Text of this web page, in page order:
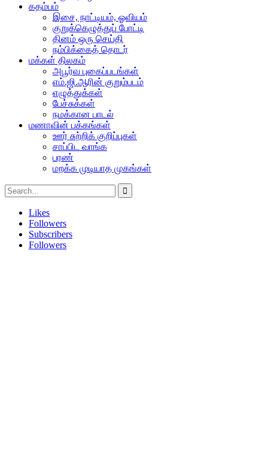
கதம்பம்
இசை, நாட்டியம், ஓவியம்
குறுக்கெழுத்துப் போட்டி
தினம் ஒரு செய்தி
நம்பிக்கைத் தொடர்
மக்கள் திலகம்
அபூர்வ புகைப்படங்கள்
எம்.ஜி.ஆரின் குறும்படம்
எழுத்துக்கள்
பேச்சுக்கள்
நமக்கான பாடல்
மணாவின் பக்கங்கள்
ஊர் சுற்றிக் குறிப்புகள்
சாப்பிட வாங்க
பரண்
மறக்க முடியாத முகங்கள்
Likes
Followers
Subscribers
Followers